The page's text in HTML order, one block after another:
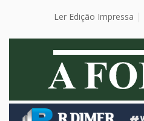
Ler Edição Impressa